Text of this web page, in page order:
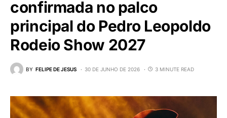
confirmada no palco
principal do Pedro Leopoldo
Rodeio Show 2027
BY FELIPE DE JESUS 30 DE JUNHO DE 2026 3 MINUTE READ